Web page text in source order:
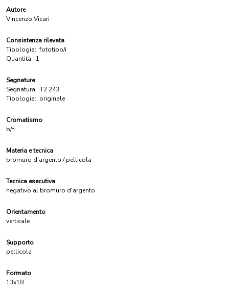
Autore
Vincenzo Vicari
Consistenza rilevata
Tipologia: fototipo/i
Quantità: 1
Segnature
Segnatura: T2 243
Tipologia: originale
Cromatismo
b/n
Materia e tecnica
bromuro d'argento / pellicola
Tecnica esecutiva
negativo al bromuro d'argento
Orientamento
verticale
Supporto
pellicola
Formato
13x18